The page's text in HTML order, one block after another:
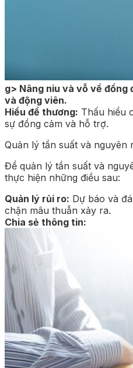
g> Nâng niu và vỗ về
và động viên.
Hiểu để thương: Thấu hiểu
sự đồng cảm và hỗ trợ.
Quản lý tần suất và nguyên
Để quản lý tần suất và
thực hiện những điều sau:
Quản lý rủi ro: Dự báo và
chặn mâu thuẫn xảy ra.
Chia sẻ thông tin: